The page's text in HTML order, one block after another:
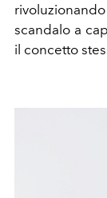
scandalo a
il concetto